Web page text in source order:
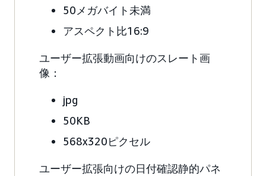
50メガバイト未満
アスペクト比16:9
ユーザー拡張動画向けのスレート画
像：
jpg
50KB
568x320ピクセル
ユーザー拡張向けの日付確認静的パネ